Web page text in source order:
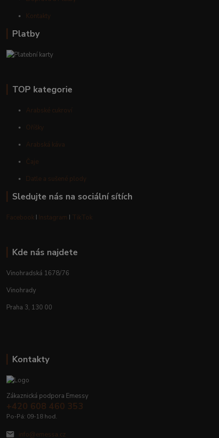
Kontakty
Platby
TOP kategorie
Arabské cukroví
Oříšky
Arabská káva
Čaje
Datle a sušené plody
Sledujte nás na sociální sítích
Facebook I Instagram I TikTok
Kde nás najdete
Vinohradská 1678/76
Vinohrady
Praha 3, 130 00
Kontakty
Zákaznická podpora Emessy
+420 608 460 353
Po-Pá: 09-18 hod.
info@emessa.cz